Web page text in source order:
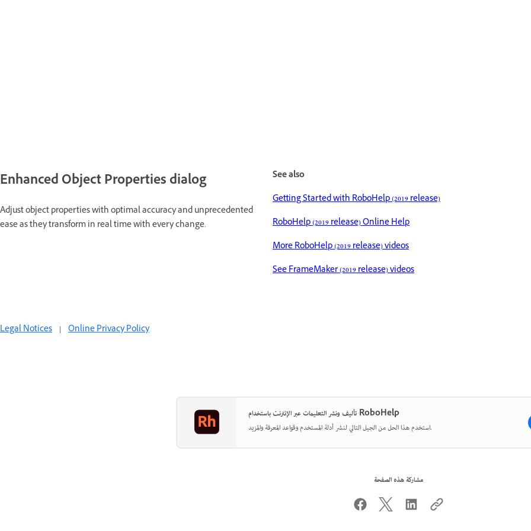
Enhanced Object Properties dialog
Adjust object properties with optimal accuracy and unprecedented
ease as they transform in real time with every change.
See also
Getting Started with RoboHelp (2019 release)
RoboHelp (2019 release) Online Help
More RoboHelp (2019 release) videos
See FrameMaker (2019 release) videos
Legal Notices | Online Privacy Policy
تأليف ونشر التعليمات عبر الإنترنت باستخدام RoboHelp
استخدم هذا الحل من الجيل التالي لنشر أدلة المستخدم وقواعد المعرفة والمزيد.
مشاركة هذه الصفحة